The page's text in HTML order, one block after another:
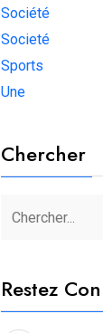
Société
Societé
Sports
Une
Chercher
Restez